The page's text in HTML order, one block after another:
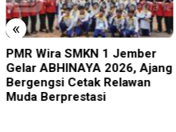
«
PMR Wira SMKN 1 Jember
Gelar ABHINAYA 2026, Ajang
Bergengsi Cetak Relawan
Muda Berprestasi